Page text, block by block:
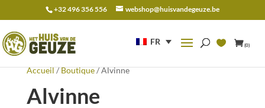
+32 496 356 556 webshop@huisvandegeuze.be
FR (0)
pour :
Accueil/Boutique/ Alvinne
Alvinne